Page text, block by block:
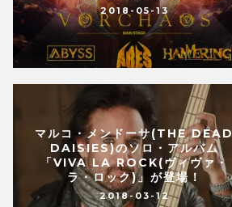
2018-05-13
マルコ・メンドーサ(THE DEAD
DAISIES)のソロ・アルバム
「VIVA LA ROCK(ヴィヴァ・
ラ・ロック)」が登場！
2018-03-12